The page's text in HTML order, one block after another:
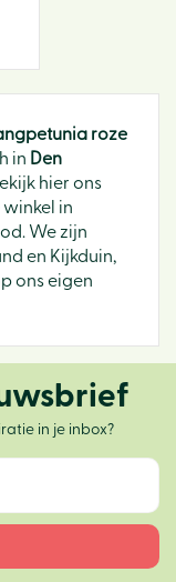
roze
in Den
hier ons
in
We zijn
en Kijkduin,
ons eigen
in je inbox?